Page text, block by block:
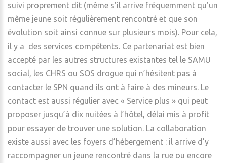
suivi proprement dit (même s’il arrive fréquemment qu’un
même jeune soit régulièrement rencontré et que son
évolution soit ainsi connue sur plusieurs mois). Pour cela,
il y a des services compétents. Ce partenariat est bien
accepté par les autres structures existantes tel le SAMU
social, les CHRS ou SOS drogue qui n’hésitent pas à
contacter le SPN quand ils ont à faire à des mineurs. Le
contact est aussi régulier avec « Service plus » qui peut
proposer jusqu’à dix nuitées à l’hôtel, délai mis à profit
pour essayer de trouver une solution. La collaboration
existe aussi avec les foyers d’hébergement : il arrive d’y
raccompagner un jeune rencontré dans la rue ou encore